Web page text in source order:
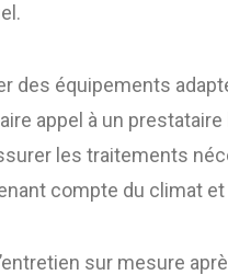
des équipements
appel à un
les traitements
compte du climat et
sur mesure